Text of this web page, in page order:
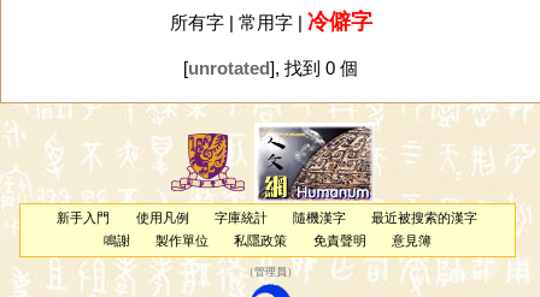
所有字| 常用字| 冷僻字
[unrotated], 找到 0 個
新手入門 使用凡例 字庫統計 隨機漢字
最近被搜索的漢字
鳴謝
製作單位 私隱政策 免責聲明 意見簿
（管理員 ）